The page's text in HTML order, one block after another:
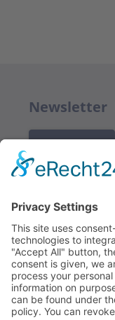
Newsletter
Redakce
Centrum Bavaria
Dr. Veronika
Freyung 1, 92539
Tel.:+49 (0)9674 /